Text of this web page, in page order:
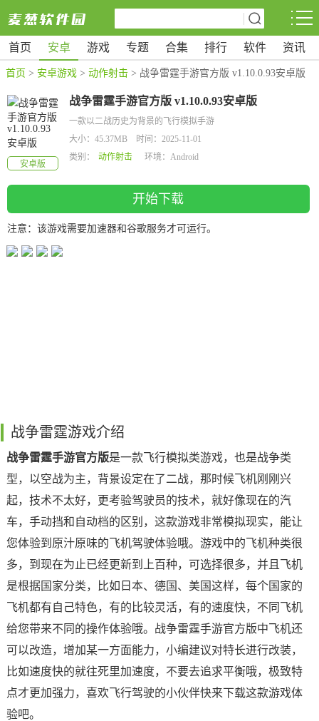
首页 安卓 游戏 专题 合集 排行 软件 资讯
首页 > 安卓游戏 > 动作射击 > 战争雷霆手游官方版 v1.10.0.93安卓版
安卓版
战争雷霆手游官方版 v1.10.0.93安卓版
一款以二战历史为背景的飞行模拟手游
大小：45.37MB 时间：2025-11-01
类别：
动作射击 环境：Android
开始下载
注意：该游戏需要加速器和谷歌服务才可运行。
战争雷霆游戏介绍
战争雷霆手游官方版是一款飞行模拟类游戏，也是战争类
型，以空战为主，背景设定在了二战，那时候飞机刚刚兴
起，技术不太好，更考验驾驶员的技术，就好像现在的汽
车，手动挡和自动档的区别，这款游戏非常模拟现实，能让
您体验到原汁原味的飞机驾驶体验哦。游戏中的飞机种类很
多，到现在为止已经更新到上百种，可选择很多，并且飞机
是根据国家分类，比如日本、德国、美国这样，每个国家的
飞机都有自己特色，有的比较灵活，有的速度快，不同飞机
给您带来不同的操作体验哦。战争雷霆手游官方版中飞机还
可以改造，增加某一方面能力，小编建议对特长进行改装，
比如速度快的就往死里加速度，不要去追求平衡哦，极致特
点才更加强力，喜欢飞行驾驶的小伙伴快来下载这款游戏体
验吧。